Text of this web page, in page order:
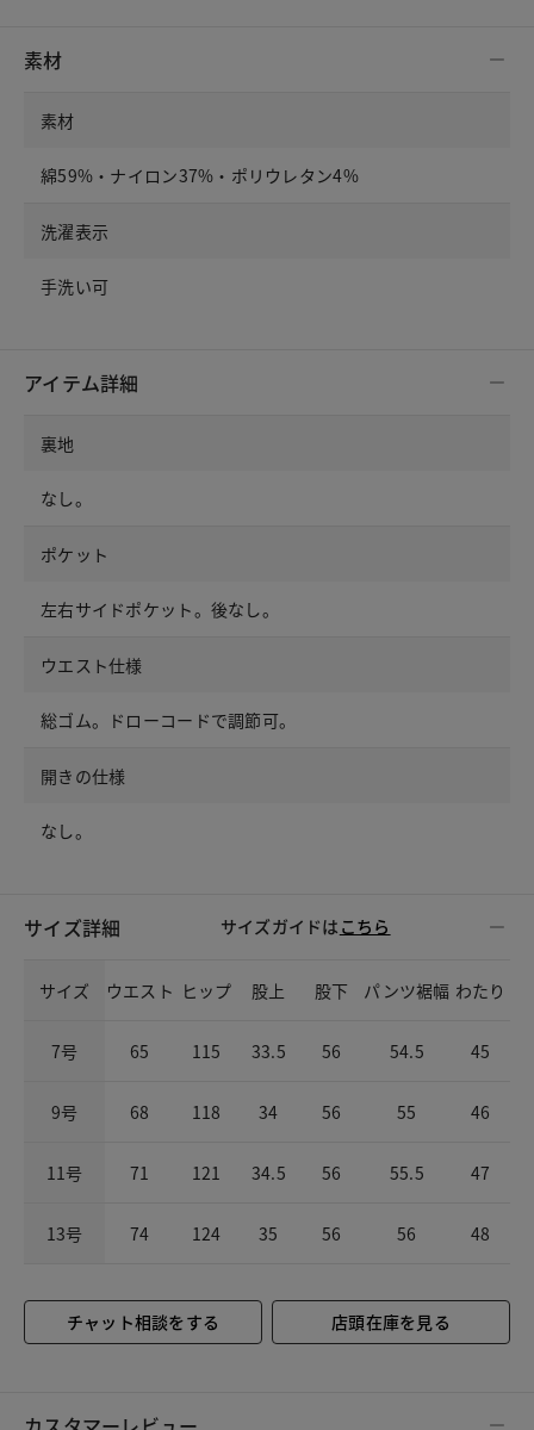
素材
素材
綿59%・ナイロン37%・ポリウレタン4%
洗濯表示
手洗い可
アイテム詳細
裏地
なし。
ポケット
左右サイドポケット。後なし。
ウエスト仕様
総ゴム。ドローコードで調節可。
開きの仕様
なし。
サイズ詳細 サイズガイドは こちら
サイズ ウエスト ヒップ 股上 股下 パンツ裾幅 わたり
7号 65 115 33.5 56 54.5 45
9号 68 118 34 56 55 46
11号 71 121 34.5 56 55.5 47
13号 74 124 35 56 56 48
チャット相談をする 店頭在庫を見る